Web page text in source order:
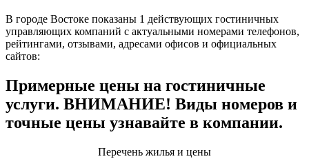
В городе Востоке показаны 1 действующих гостиничных
управляющих компаний с актуальными номерами телефонов,
рейтингами, отзывами, адресами офисов и официальных
сайтов:
Примерные цены на гостиничные
услуги. ВНИМАНИЕ! Виды номеров и
точные цены узнавайте в компании.
Перечень жилья и цены